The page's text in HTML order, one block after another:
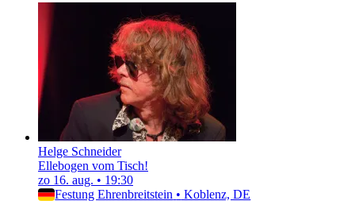
Helge Schneider
Ellebogen vom Tisch!
zo 16. aug. • 19:30
Festung Ehrenbreitstein • Koblenz, DE